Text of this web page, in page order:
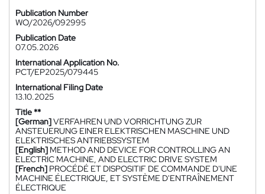
Publication Number
WO/2026/092995
Publication Date
07.05.2026
International Application No.
PCT/EP2025/079445
International Filing Date
13.10.2025
Title **
[German]VERFAHREN UND VORRICHTUNG ZUR
ANSTEUERUNG EINER ELEKTRISCHEN MASCHINE UND
ELEKTRISCHES ANTRIEBSSYSTEM
[English] METHOD AND DEVICE FOR CONTROLLING AN
ELECTRIC MACHINE, AND ELECTRIC DRIVE SYSTEM
[French] PROCÉDÉ ET DISPOSITIF DE COMMANDE D'UNE
MACHINE ÉLECTRIQUE, ET SYSTÈME D'ENTRAÎNEMENT
ÉLECTRIQUE